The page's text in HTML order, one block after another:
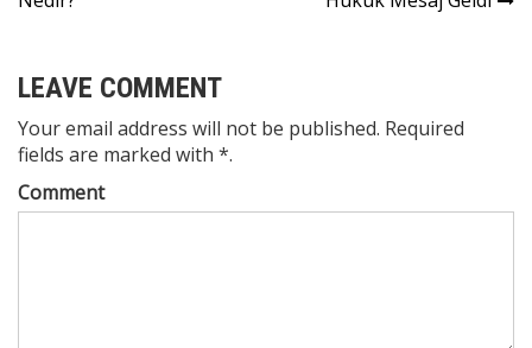
gezinmesi
LEAVE COMMENT
Your email address will not be published. Required
fields are marked with *.
Comment